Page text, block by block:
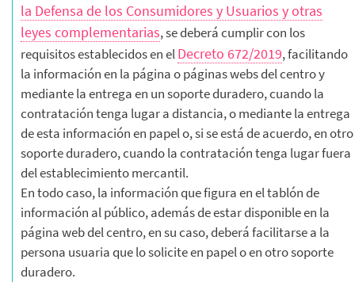
la Defensa de los Consumidores y Usuarios y otras
leyes complementarias, se deberá cumplir con los
requisitos establecidos en elDecreto 672/2019, facilitando
la información en la página o páginas webs del centro y
mediante la entrega en un soporte duradero, cuando la
contratación tenga lugar a distancia, o mediante la entrega
de esta información en papel o, si se está de acuerdo, en otro
soporte duradero, cuando la contratación tenga lugar fuera
del establecimiento mercantil.
En todo caso, la información que figura en el tablón de
información al público, además de estar disponible en la
página web del centro, en su caso, deberá facilitarse a la
persona usuaria que lo solicite en papel o en otro soporte
duradero.